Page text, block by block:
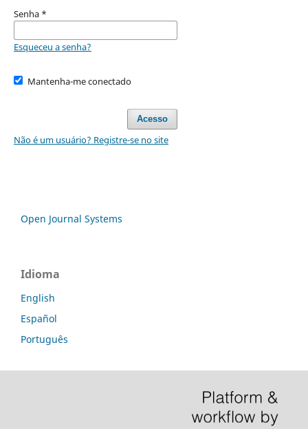
Senha *
Esqueceu a senha?
Mantenha-me conectado
Acesso
Não é um usuário? Registre-se no site
Open Journal Systems
Idioma
English
Español
Português